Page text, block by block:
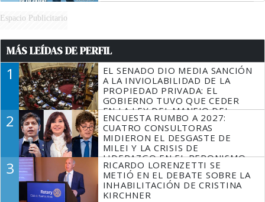
Espacio Publicitario
MÁS LEÍDAS DE PERFIL
1
EL SENADO DIO MEDIA SANCIÓN
A LA INVIOLABILIDAD DE LA
PROPIEDAD PRIVADA: EL
GOBIERNO TUVO QUE CEDER
EN LA LEY DEL MANEJO DEL
FUEGO
2
ENCUESTA RUMBO A 2027:
CUATRO CONSULTORAS
MIDIERON EL DESGASTE DE
MILEI Y LA CRISIS DE
LIDERAZGO EN EL PERONISMO
3
RICARDO LORENZETTI SE
METIÓ EN EL DEBATE SOBRE LA
INHABILITACIÓN DE CRISTINA
KIRCHNER